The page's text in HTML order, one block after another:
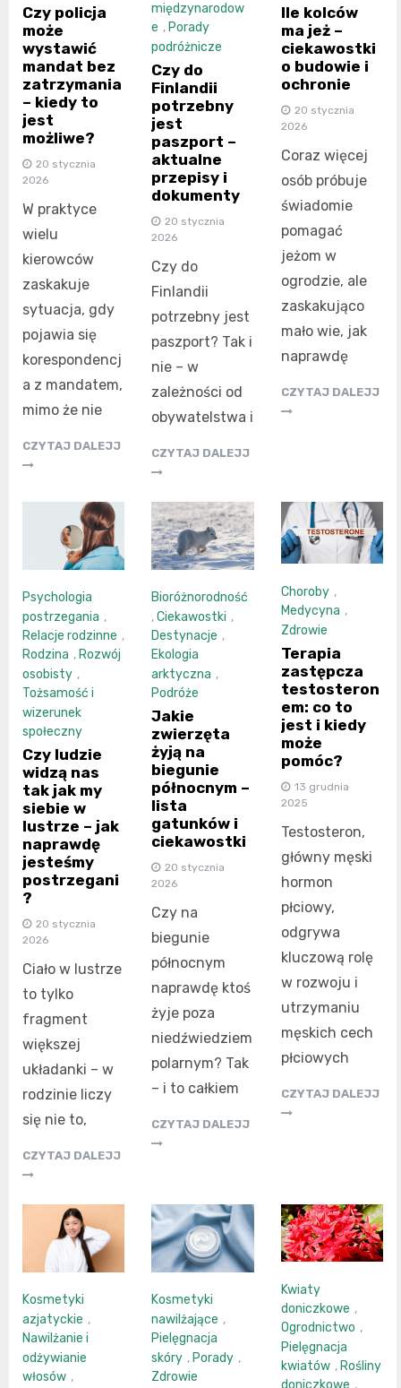
Czy policja
może
wystawić
mandat bez
zatrzymania
– kiedy to
jest
możliwe?
20 stycznia
2026
W praktyce
wielu
kierowców
zaskakuje
sytuacja, gdy
pojawia się
korespondencj
a z mandatem,
mimo że nie
CZYTAJ DALEJJ
międzynarodow
e ,Porady
podróżnicze
Czy do
Finlandii
potrzebny
jest
paszport –
aktualne
przepisy i
dokumenty
20 stycznia
2026
Czy do
Finlandii
potrzebny jest
paszport? Tak i
nie – w
zależności od
obywatelstwa i
CZYTAJ DALEJJ
Ile kolców
ma jeż –
ciekawostki
o budowie i
ochronie
20 stycznia
2026
Coraz więcej
osób próbuje
świadomie
pomagać
jeżom w
ogrodzie, ale
zaskakująco
mało wie, jak
naprawdę
CZYTAJ DALEJJ
Psychologia
postrzegania ,
Relacje rodzinne ,
Rodzina ,Rozwój
osobisty ,
Tożsamość i
wizerunek
społeczny
Czy ludzie
widzą nas
tak jak my
siebie w
lustrze – jak
naprawdę
jesteśmy
postrzegani
?
20 stycznia
2026
Ciało w lustrze
to tylko
fragment
większej
układanki – w
rodzinie liczy
się nie to,
CZYTAJ DALEJJ
Bioróżnorodność
,Ciekawostki ,
Destynacje ,
Ekologia
arktyczna ,
Podróże
Jakie
zwierzęta
żyją na
biegunie
północnym –
lista
gatunków i
ciekawostki
20 stycznia
2026
Czy na
biegunie
północnym
naprawdę ktoś
żyje poza
niedźwiedziem
polarnym? Tak
– i to całkiem
CZYTAJ DALEJJ
Choroby ,
Medycyna ,
Zdrowie
Terapia
zastępcza
testosteron
em: co to
jest i kiedy
może
pomóc?
13 grudnia
2025
Testosteron,
główny męski
hormon
płciowy,
odgrywa
kluczową rolę
w rozwoju i
utrzymaniu
męskich cech
płciowych
CZYTAJ DALEJJ
Kosmetyki
azjatyckie ,
Nawilżanie i
odżywianie
włosów ,
Kosmetyki
nawilżające ,
Pielęgnacja
skóry , Porady ,
Zdrowie
Kwiaty
doniczkowe ,
Ogrodnictwo ,
Pielęgnacja
kwiatów , Rośliny